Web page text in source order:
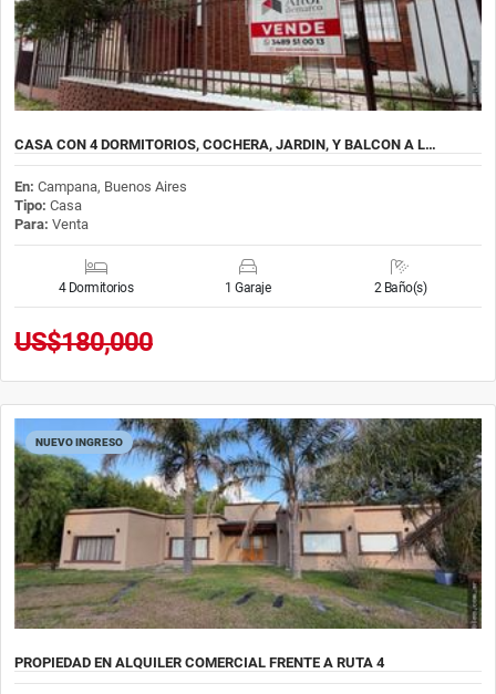
CASA CON 4 DORMITORIOS, COCHERA, JARDIN, Y BALCON A L…
En: Campana, Buenos Aires
Tipo: Casa
Para: Venta
4 Dormitorios 1 Garaje 2 Baño(s)
US$180,000
NUEVO INGRESO
PROPIEDAD EN ALQUILER COMERCIAL FRENTE A RUTA 4